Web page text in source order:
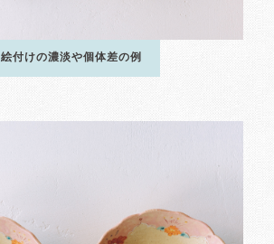
絵付けの濃淡や個体差の例